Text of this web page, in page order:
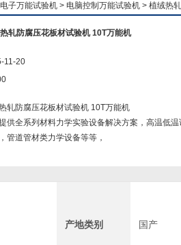
电子万能试验机 > 电脑控制万能试验机 > 植绒热
轧防腐压花板材试验机 10T万能机
11-20
轧防腐压花板材试验机 10T万能机
供全系列材料力学实验设备解决方案，高温低
管道管材类力学设备等等，
产地类别 国产